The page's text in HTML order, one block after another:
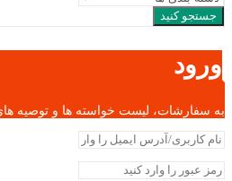
جستجو کنید
ورود
به سفارشات، لیست خواسته ها و توصیه